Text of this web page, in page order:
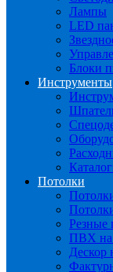
Лампы
LED
Блоки
Инструменты
Потолки
Резные
ПВХ на
Дескор